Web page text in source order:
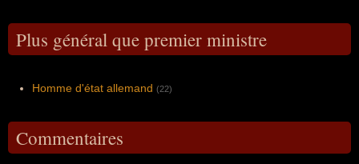
Plus général que premier ministre
Homme d'état allemand (22)
Commentaires